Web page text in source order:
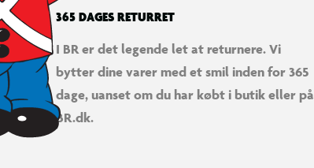
365 DAGES RETURRET
I BR er det legende let at returnere. Vi
bytter dine varer med et smil inden for 365
dage, uanset om du har købt i butik eller på
BR.dk.